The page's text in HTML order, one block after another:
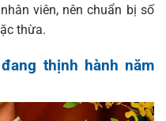
viên, nên chuẩn bị số
thừa.
thịnh hành năm